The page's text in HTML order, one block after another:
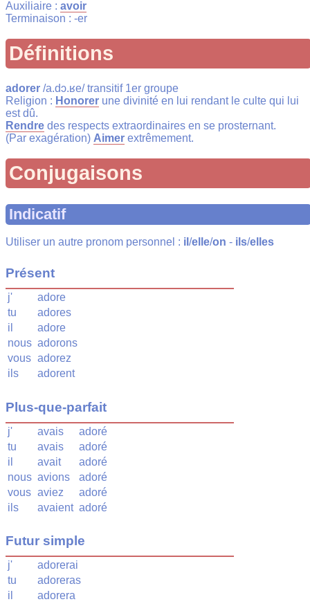
Auxiliaire : avoir
Terminaison : -er
Définitions
adorer /a.dɔ.ʁe/ transitif 1er groupe
Religion : Honorer une divinité en lui rendant le culte qui lui
est dû.
Rendre des respects extraordinaires en se prosternant.
(Par exagération) Aimer extrêmement.
Conjugaisons
Indicatif
Utiliser un autre pronom personnel : il /elle/on - ils/elles
Présent
j'
adore
tu
adores
il
adore
nous adorons
vous adorez
ils
adorent
Plus-que-parfait
j' avais
adoré
tu
avais
adoré
il
avait
adoré
nous avions
adoré
vous aviez
adoré
ils
avaient adoré
Futur simple
j'
adorerai
tu
adoreras
il
adorera